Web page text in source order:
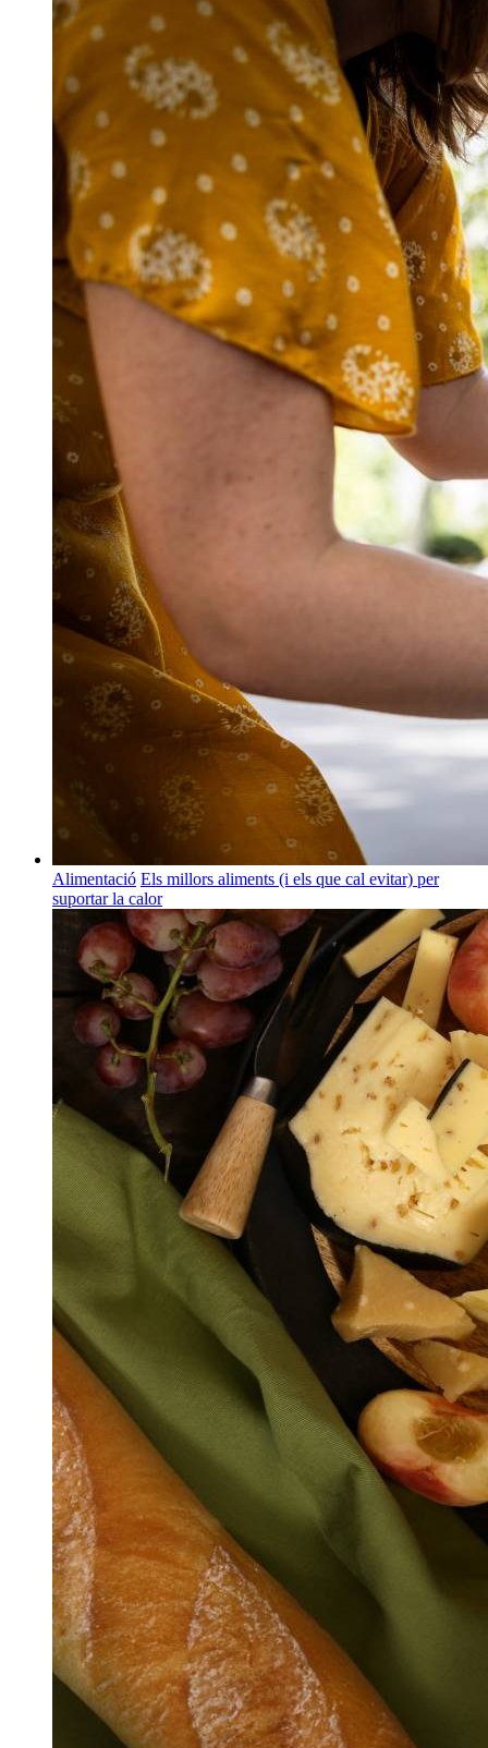
Alimentació Els millors aliments (i els que cal evitar) per
suportar la calor